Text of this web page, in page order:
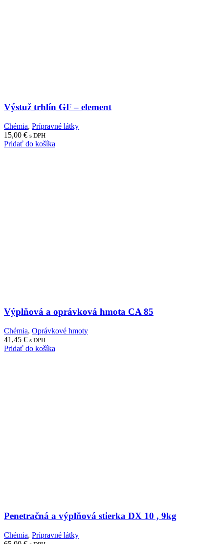
Výstuž trhlín GF – ­element
Chémia, Prípravné látky
15,00 € s DPH
Pridať do košíka
Výplňová a oprávková hmota CA 85
Chémia, Oprávkové hmoty
41,45 € s DPH
Pridať do košíka
Penetračná a výplňová stierka DX 10 , 9kg
Chémia, Prípravné látky